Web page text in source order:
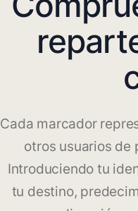
Cada marcador
otros usuarios de
Introduciendo tu
tu destino,